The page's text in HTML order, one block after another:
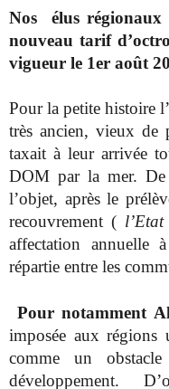
Nos élus
nouveau tarif
vigueur le 1er août
Pour la petite histoire
très ancien, vieux de
taxait à leur arrivée
DOM par la mer.
l’objet, après le
recouvrement (
affectation annuelle
répartie entre les
Pour notamment
imposée aux régions
comme un
développement.